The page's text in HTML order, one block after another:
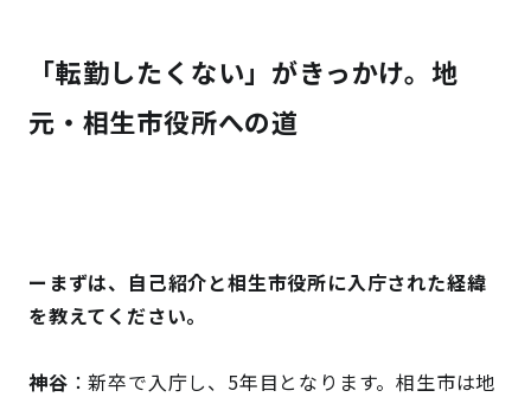
「転勤したくない」がきっかけ。地
元・相生市役所への道
ーまずは、自己紹介と相生市役所に入庁された経緯
を教えてください。
神谷 ：新卒で入庁し、5年目となります。相生市は地